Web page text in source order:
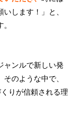
します！」と、
ャンルで新しい発
のような中で、
りが信頼される理